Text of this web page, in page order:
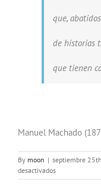
que,
de historias
que tienen
Manuel Machado
By moon | septiembre
desactivadosen
Melancolía